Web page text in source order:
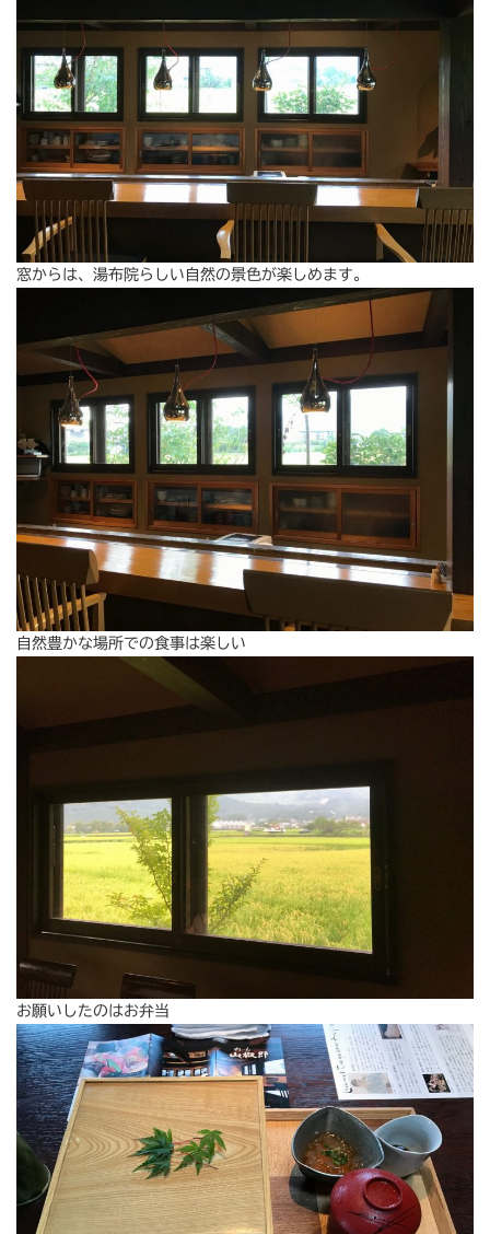
窓からは、湯布院らしい自然の景色が楽しめます。
自然豊かな場所での食事は楽しい
お願いしたのはお弁当